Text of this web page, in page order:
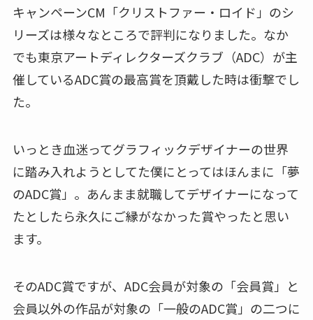
キャンペーンCM「クリストファー・ロイド」のシ
リーズは様々なところで評判になりました。なか
でも東京アートディレクターズクラブ（ADC）が主
催しているADC賞の最高賞を頂戴した時は衝撃でし
た。
いっとき血迷ってグラフィックデザイナーの世界
に踏み入れようとしてた僕にとってはほんまに「夢
のADC賞」。あんまま就職してデザイナーになって
たとしたら永久にご縁がなかった賞やったと思い
ます。
そのADC賞ですが、ADC会員が対象の「会員賞」と
会員以外の作品が対象の「一般のADC賞」の二つに